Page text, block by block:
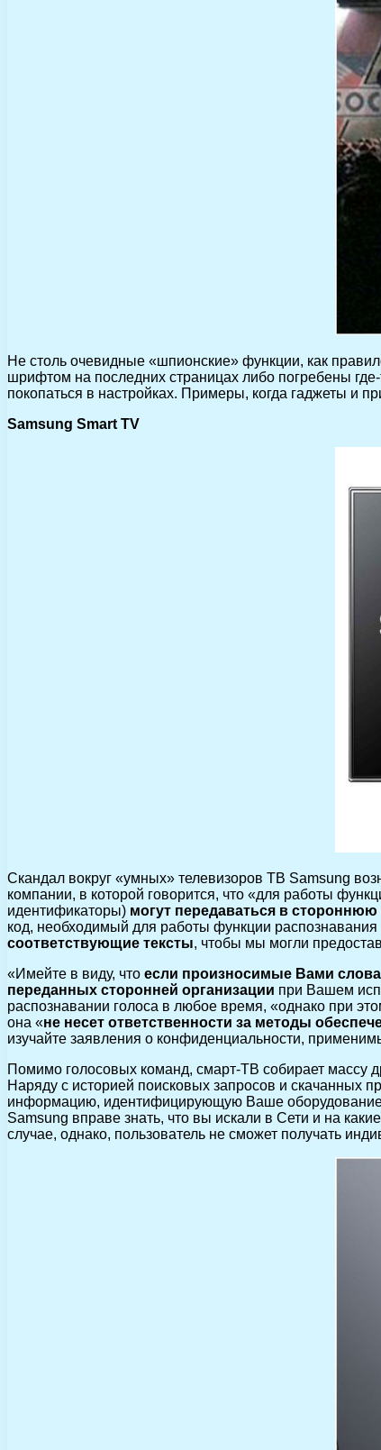
Не столь очевидные «шпионские» функции, как
шрифтом на последних страницах либо погребены
покопаться в настройках. Примеры, когда гаджеты и
Samsung Smart TV
Скандал вокруг «умных» телевизоров ТВ Samsung
компании, в которой говорится, что «для работы
идентификаторы) могут передаваться в стороннюю
код, необходимый для работы функции
соответствующие тексты, чтобы мы могли
«Имейте в виду, что если произносимые Вами
переданных сторонней организации при Вашем
распознавании голоса в любое время, «однако при
она «не несет ответственности за методы
изучайте заявления о конфиденциальности,
Помимо голосовых команд, смарт-ТВ собирает массу
Наряду с историей поисковых запросов и скачанных
информацию, идентифицирующую Ваше
Samsung вправе знать, что вы искали в Сети и на
случае, однако, пользователь не сможет получать